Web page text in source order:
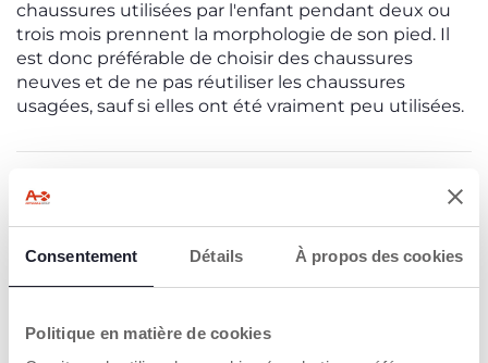
Consentement Détails À propos des cookies
Politique en matière de cookies
chaussures utilisées par l'enfant pendant deux ou
trois mois prennent la morphologie de son pied. Il
est donc préférable de choisir des chaussures
neuves et de ne pas réutiliser les chaussures
usagées, sauf si elles ont été vraiment peu utilisées.
INSCRIVEZ-VOUS À NOTRE NEWSLETTER
Immédiatement pour vous un bon de 10€ à
dépenser sur notre site internet